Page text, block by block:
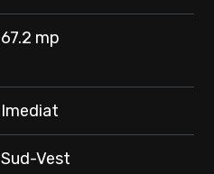
67.2 mp
Imediat
Sud-Vest